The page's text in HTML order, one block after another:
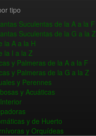
tipo
Suculentas de la A a la F
Suculentas de la G a la Z
la A a la H
la I a la Z
y Palmeras de la A a la F
y Palmeras de la G a la Z
y Perennes
y Acuáticas
y de Huerto
y Orquídeas